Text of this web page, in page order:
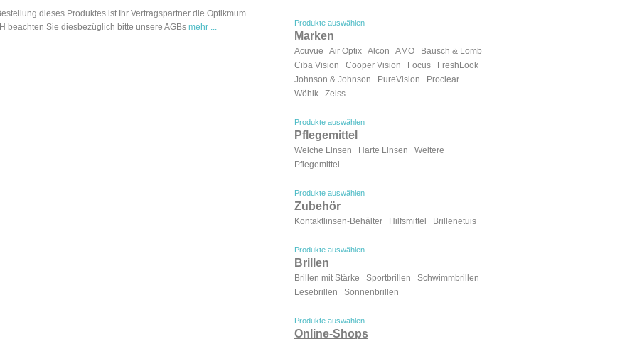
Produkte auswählen
Marken
Acuvue Air Optix Alcon AMO
Bausch & Lomb
Ciba Vision
Cooper Vision Focus
FreshLook
Johnson & Johnson
PureVision
Proclear
Wöhlk
Zeiss
Produkte auswählen
Pflegemittel
Weiche Linsen Harte Linsen
Weitere
Pflegemittel
Produkte auswählen
Zubehör
Kontaktlinsen-Behälter Hilfsmittel Brillenetuis
Produkte auswählen
Brillen
Brillen mit Stärke Sportbrillen
Schwimmbrillen
Lesebrillen
Sonnenbrillen
Produkte auswählen
Online-Shops
dieses Produktes ist Ihr Vertragspartner die Optikmum
beachten Sie diesbezüglich bitte unsere AGBs mehr ...